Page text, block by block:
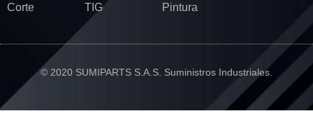
Corte
TIG
Pintura
© 2020 SUMIPARTS S.A.S. Suministros Industriales.